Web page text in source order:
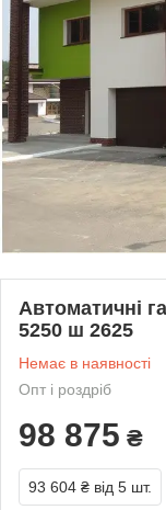
Автоматичні
5250 ш 2625
Немає в наявності
Опт і роздріб
98 875 ₴
93 604 ₴ від 5 шт.